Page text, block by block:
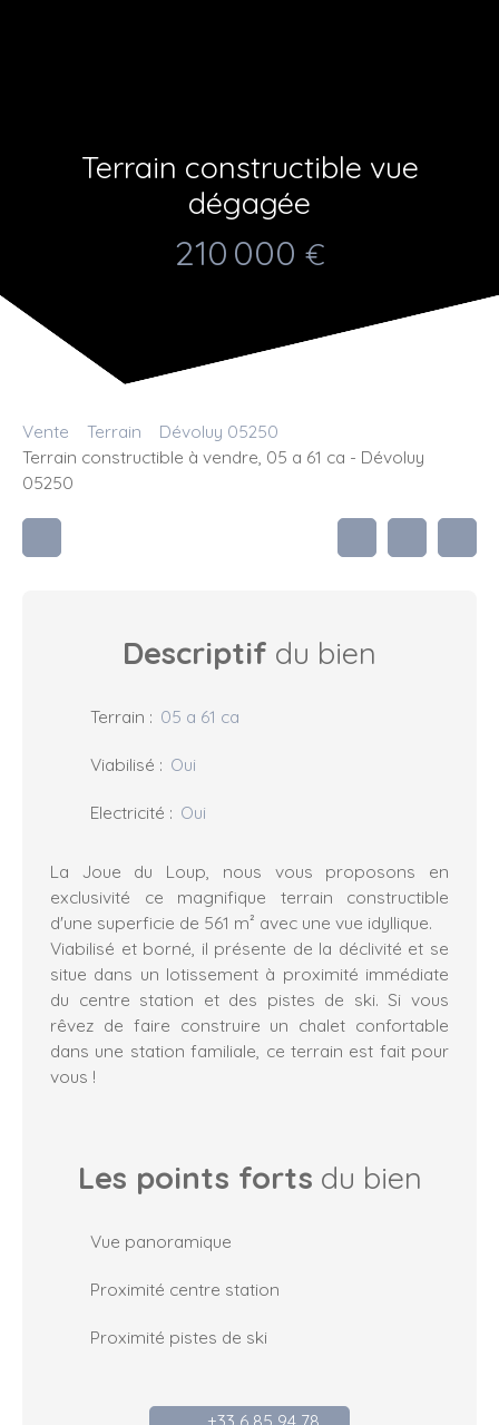
Terrain constructible vue
dégagée
210 000 €
Vente Terrain
Dévoluy 05250
Terrain constructible à vendre, 05 a 61 ca - Dévoluy
05250
Descriptif du bien
Terrain : 05 a 61 ca
Viabilisé : Oui
Electricité : Oui
La Joue du Loup, nous vous proposons en
exclusivité ce magnifique terrain constructible
d'une superficie de 561 m² avec une vue idyllique.
Viabilisé et borné, il présente de la déclivité et se
situe dans un lotissement à proximité immédiate
du centre station et des pistes de ski. Si vous
rêvez de faire construire un chalet confortable
dans une station familiale, ce terrain est fait pour
vous !
Les points forts du bien
Vue panoramique
Proximité centre station
Proximité pistes de ski